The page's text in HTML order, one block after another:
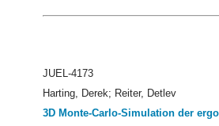
JUEL-4173
Harting, Derek; Reiter, Detlev
3D Monte-Carlo-Simulation der